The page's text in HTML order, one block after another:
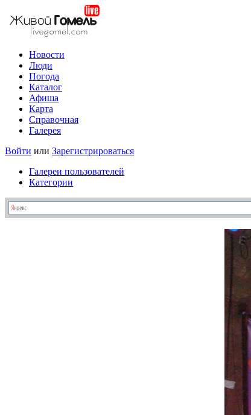
Новости
Люди
Погода
Каталог
Афиша
Карта
Справочная
Галерея
Войти или Зарегистрироваться
Галереи пользователей
Категории